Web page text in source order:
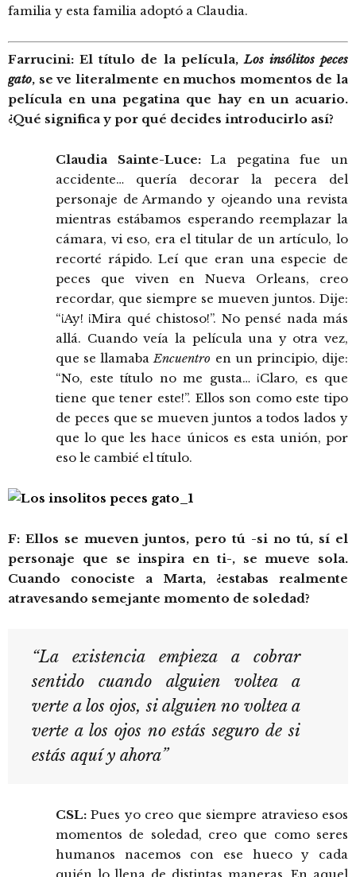
familia y esta familia adoptó a Claudia.
Farrucini: El título de la película,Los insólitos peces
gato, se ve literalmente en muchos momentos de la
película en una pegatina que hay en un acuario.
¿Qué significa y por qué decides introducirlo así?
Claudia Sainte-Luce:La pegatina fue un
accidente… quería decorar la pecera del
personaje de Armando y ojeando una revista
mientras estábamos esperando reemplazar la
cámara, vi eso, era el titular de un artículo, lo
recorté rápido. Leí que eran una especie de
peces que viven en Nueva Orleans, creo
recordar, que siempre se mueven juntos. Dije:
“¡Ay! ¡Mira qué chistoso!”. No pensé nada más
allá. Cuando veía la película una y otra vez,
que se llamabaEncuentro en un principio, dije:
“No, este título no me gusta… ¡Claro, es que
tiene que tener este!”. Ellos son como este tipo
de peces que se mueven juntos a todos lados y
que lo que les hace únicos es esta unión, por
eso le cambié el título.
F: Ellos se mueven juntos, pero tú -si no tú, sí el
personaje que se inspira en ti-, se mueve sola.
Cuando conociste a Marta, ¿estabas realmente
atravesando semejante momento de soledad?
“La existencia empieza a cobrar
sentido cuando alguien voltea a
verte a los ojos, si alguien no voltea a
verte a los ojos no estás seguro de si
estás aquí y ahora”
CSL: Pues yo creo que siempre atravieso esos
momentos de soledad, creo que como seres
humanos nacemos con ese hueco y cada